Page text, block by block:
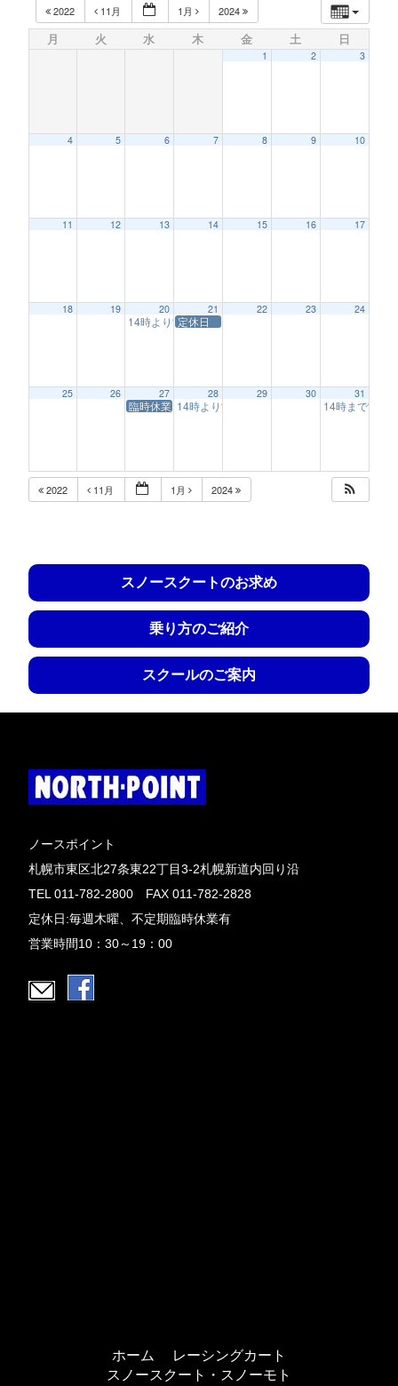
2022 11月 1月 2024
月 火 水 木 金 土 日
1 2 3
4 5 6 7 8 9 10
11 12 13 14 15 16 17
18 19 20
14時より営業2:00 PM
21
定休日
22 23 24
25 26 27
臨時休業
28
14時より営業
29 30 31
14時まで営業
2022 11月 1月 2024
スノースクートのお求め
乗り方のご紹介
スクールのご案内
ノースポイント
札幌市東区北27条東22丁目3-2札幌新道内回り沿
TEL 011-782-2800 FAX 011-782-2828
定休日:毎週木曜、不定期臨時休業有
営業時間10：30～19：00
ホーム
レーシングカート
スノースクート・スノーモト